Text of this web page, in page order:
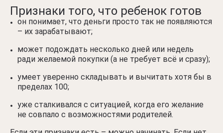
Признаки того, что ребенок готов
он понимает, что деньги просто так не появляются
– их зарабатывают;
может подождать несколько дней или недель
ради желаемой покупки (а не требует всё и сразу);
умеет уверенно складывать и вычитать хотя бы в
пределах 100;
уже сталкивался с ситуацией, когда его желание
не совпало с возможностями родителей.